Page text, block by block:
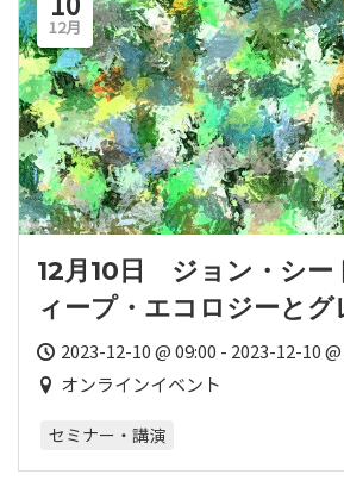
12月
12月10日 ジョン・シー
ィープ・エコロジーとグ
ニング
2023-12-10 @ 09:00 - 2023-12-10 @
オンラインイベント
セミナー・講演